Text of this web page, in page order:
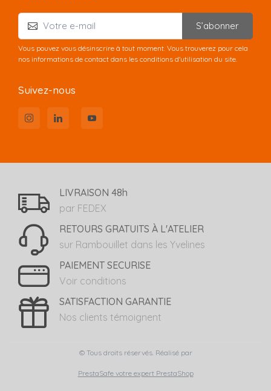
S’abonner
Vous pouvez vous désinscrire à tout moment. Vous trouverez pour cela
nos informations de contact dans les conditions d'utilisation du site.
Suivez-nous
LIVRAISON 48h
par FEDEX
RETOURS GRATUITS À L'ATELIER
sur Rambouillet dans les Yvelines
PAIEMENT SECURISE
Voir conditions
SATISFACTION GARANTIE
Nos clients témoignent
© Tous droits réservés. Réalisé par
PrestaSafe votre expert PrestaShop